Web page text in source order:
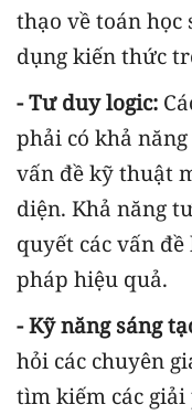
thạo về toán học
dụng kiến thức
- Tư duy logic:
phải có khả
vấn đề kỹ thuật
diện. Khả năng
quyết các vấn
pháp hiệu quả.
- Kỹ năng sáng
hỏi các chuyên
tìm kiếm các giải